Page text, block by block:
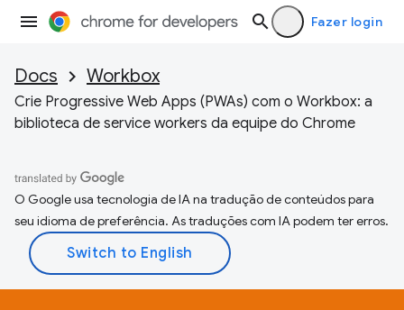
Fazer login
Docs Workbox
Crie Progressive Web Apps (PWAs) com o Workbox: a
biblioteca de service workers da equipe do Chrome
O Google usa tecnologia de IA na tradução de conteúdos para
seu idioma de preferência. As traduções com IA podem ter erros.